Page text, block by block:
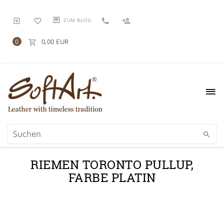
ZUM BLOG
0 0,00 EUR
RIEMEN TORONTO PULLUP,
FARBE PLATIN